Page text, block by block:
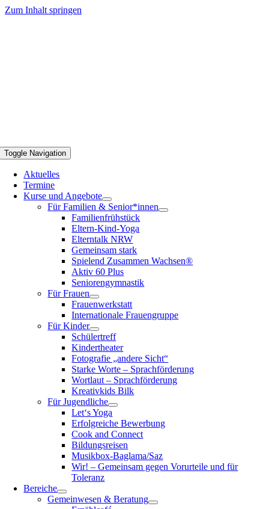
Zum Inhalt springen
Toggle Navigation
Aktuelles
Termine
Kurse und Angebote
Für Familien & Senior*innen
Familienfrühstück
Eltern-Kind-Yoga
Elterntalk NRW
Gemeinsam stark
Spielend Zusammen Wachsen®
Aktiv 60 Plus
Seniorengymnastik
Für Frauen
Frauenwerkstatt
Internationale Frauengruppe
Für Kinder
Schülertreff
Kindertheater
Fotografie „andere Sicht“
Starke Worte – Sprachförderung
Wortlaut – Sprachförderung
Kreativkids Bilk
Für Jugendliche
Let‘s Yoga
Erfolgreiche Bewerbung
Cook and Connect
Bildungsreisen
Musikbox-Baglama/Saz
Wir! – Gemeinsam gegen Vorurteile und für
Toleranz
Bereiche
Gemeinwesen & Beratung